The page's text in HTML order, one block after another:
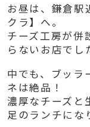
お昼は、鎌倉駅
クラ】へ。
チーズ工房が併
らないお店でし
中でも、ブッラ
ネは絶品！
濃厚なチーズと
足のランチにな